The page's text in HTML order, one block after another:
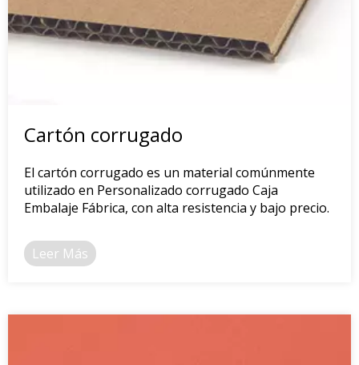
Cartón corrugado
El cartón corrugado es un material comúnmente
utilizado en Personalizado corrugado Caja
Embalaje Fábrica, con alta resistencia y bajo precio.
Leer Más